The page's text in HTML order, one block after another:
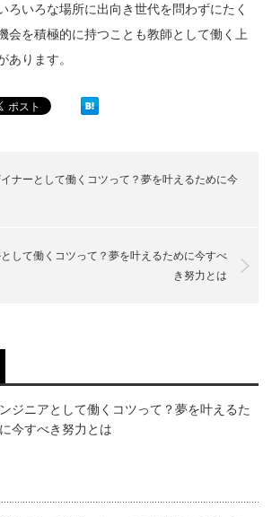
ろいろな場所に出向き世代を問わずにたく
会を積極的に持つことも教師として働く上
あります。
ナーとして働くコツって？夢を叶えるために今
して働くコツって？夢を叶えるために今すべ
き努力とは
ジニアとして働くコツって？夢を叶えるた
今すべき努力とは